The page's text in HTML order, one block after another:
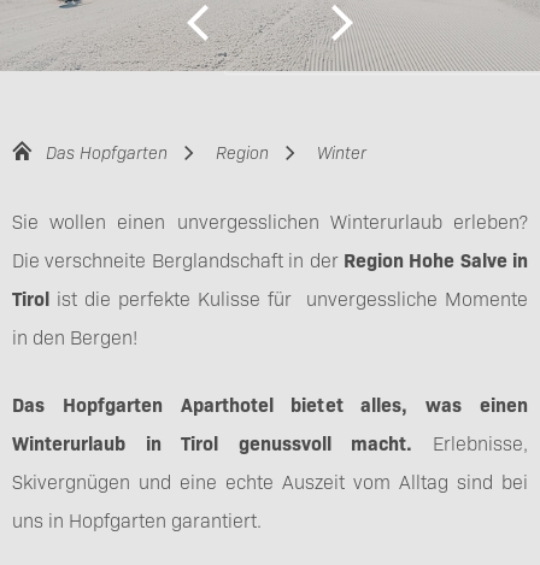
Das Hopfgarten Region Winter
Sie wollen einen unvergesslichen Winterurlaub erleben?
Die verschneite Berglandschaft in der Region Hohe Salve in
Tirol ist die perfekte Kulisse für unvergessliche Momente
in den Bergen!
Das Hopfgarten Aparthotel bietet alles, was einen
Winterurlaub in Tirol genussvoll macht. Erlebnisse,
Skivergnügen und eine echte Auszeit vom Alltag sind bei
uns in Hopfgarten garantiert.